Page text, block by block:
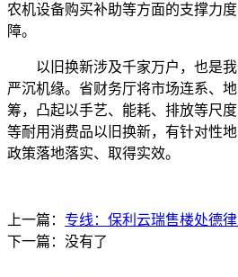
农机设备购买补助等方面的支撑力
障。
以旧换新涉及千家万户，也是我
严沉机缘。省财务厅将市场连系、
筹，凸起以手艺、能耗、排放等尺
等耐用消费品以旧换新，有针对性
政策落地落实、取得实效。
上一篇： 专线：保利云瑞售楼处德
下一篇：没有了